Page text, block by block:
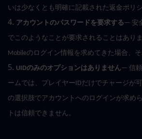
いは少なくとも明確に記載された返金ポリ
4. アカウントのパスワードを要求する— 安
でこのようなことが要求されることはあり
Mobileのログイン情報を求めてきた場合、そ
5. UIDのみのオプションはありません— 信
ームでは、プレイヤーIDだけでチャージが
の選択肢でアカウントへのログインが求め
トは信頼できません。